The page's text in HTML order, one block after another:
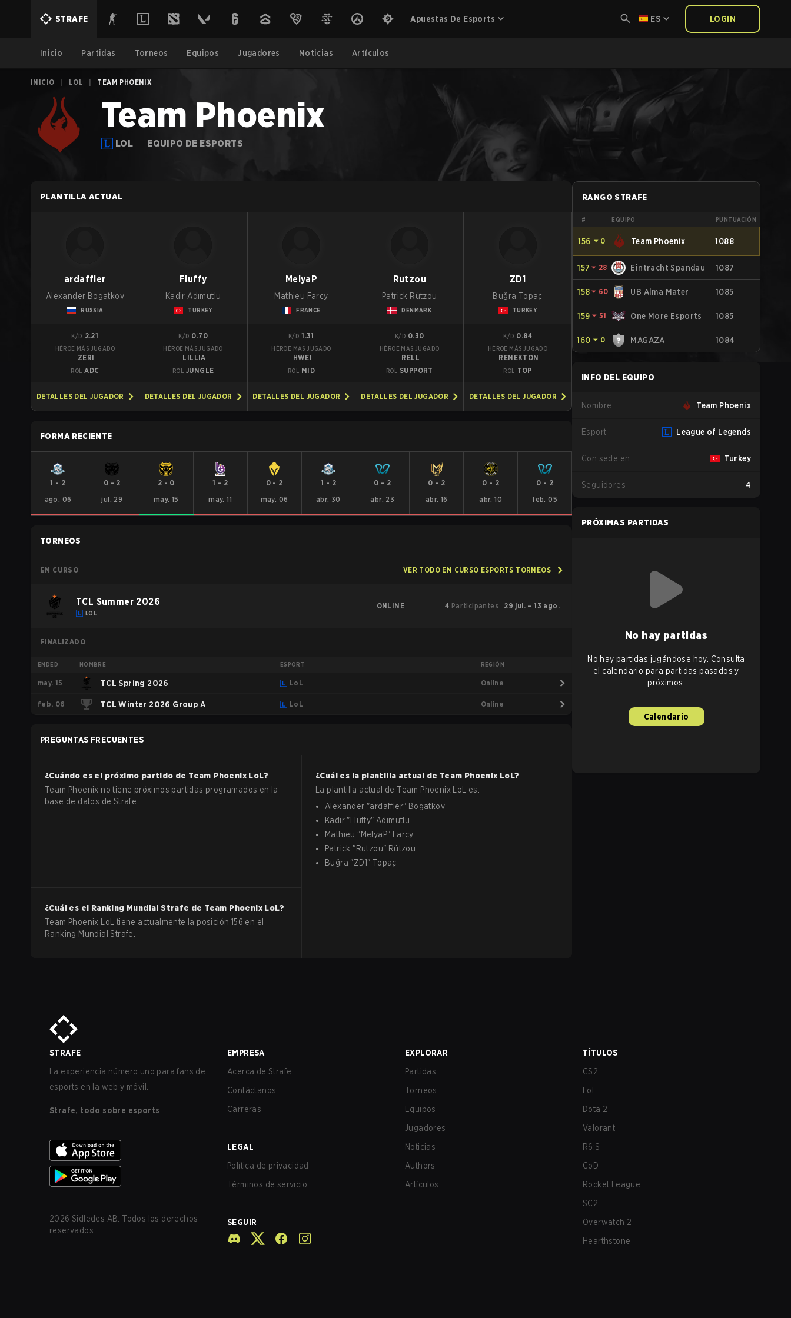
STRAFE Apuestas De Esports ES LOGIN
Inicio Partidas Torneos Equipos Jugadores Noticias Artículos
INICIO LOL TEAM PHOENIX
Team Phoenix
LOL EQUIPO DE ESPORTS
PLANTILLA ACTUAL
ardaffler
Alexander Bogatkov
RUSSIA
K/D 2.21
HÉROE MÁS JUGADO
ZERI
ROL ADC
DETALLES DEL JUGADOR
Fluffy
Kadir Adımutlu
TURKEY
K/D 0.70
HÉROE MÁS JUGADO
LILLIA
ROL JUNGLE
DETALLES DEL JUGADOR
MelyaP
Mathieu Farcy
FRANCE
K/D 1.31
HÉROE MÁS JUGADO
HWEI
ROL MID
DETALLES DEL JUGADOR
Rutzou
Patrick Rützou
DENMARK
K/D 0.30
HÉROE MÁS JUGADO
RELL
ROL SUPPORT
DETALLES DEL JUGADOR
ZD1
Buğra Topaç
TURKEY
K/D 0.84
HÉROE MÁS JUGADO
RENEKTON
ROL TOP
DETALLES DEL JUGADOR
FORMA RECIENTE
1 - 2
ago. 06
0 - 2
jul. 29
2 - 0
may. 15
1 - 2
may. 11
0- 2
may. 06
1 - 2
abr. 30
0 - 2
abr. 23
0 - 2
abr. 16
0 - 2
abr. 10
0 - 2
feb. 05
TORNEOS
EN CURSO VER TODO EN CURSO ESPORTS TORNEOS
TCL Summer 2026
LOL
ONLINE 4 Participantes 29 jul. – 13 ago.
FINALIZADO
ENDED NOMBRE ESPORT REGIÓN
may. 15 TCL Spring 2026 LoL Online
feb. 06 TCL Winter 2026 Group A LoL Online
PREGUNTAS FRECUENTES
¿Cuándo es el próximo partido de Team Phoenix LoL?
Team Phoenix no tiene próximos partidas programados en la
base de datos de Strafe.
¿Cuál es la plantilla actual de Team Phoenix LoL?
La plantilla actual de Team Phoenix LoL
es:
Alexander "ardaffler" Bogatkov
Kadir "Fluffy" Adımutlu
Mathieu "MelyaP" Farcy
Patrick "Rutzou" Rützou
Buğra "ZD1" Topaç
¿Cuál es el Ranking Mundial Strafe de Team Phoenix LoL?
Team Phoenix LoL tiene actualmente la posición 156 en el
Ranking Mundial Strafe.
RANGO STRAFE
# EQUIPO PUNTUACIÓN
156 ⏷ 0 Team Phoenix 1088
157 ⏷ 28 Eintracht Spandau 1087
158 ⏷ 60 UB Alma Mater 1085
159 ⏷ 51 One More Esports 1085
160 ⏷ 0 MAGAZA 1084
INFO DEL EQUIPO
Nombre Team Phoenix
Esport League of Legends
Con sede en Turkey
Seguidores 4
PRÓXIMAS PARTIDAS
No hay partidas
No hay partidas jugándose hoy. Consulta
el calendario para partidas pasados y
próximos.
Calendario
STRAFE
La experiencia número uno para fans de
esports en la web y móvil.
Strafe, todo sobre esports
2026 Sidledes AB. Todos los derechos
reservados.
EMPRESA
Acerca de Strafe
Contáctanos
Carreras
LEGAL
Política de privacidad
Términos de servicio
SEGUIR
EXPLORAR
Partidas
Torneos
Equipos
Jugadores
Noticias
Authors
Artículos
TÍTULOS
CS2
LoL
Dota 2
Valorant
R6:S
CoD
Rocket League
SC2
Overwatch 2
Hearthstone